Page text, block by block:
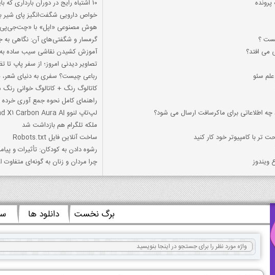
؟
می افتد؟
سئو
اطلاعاتی برای ماکرسافت ارسال می شود؟
تر با کامپیوتر خود کار کنید
10 اشتباه رایج در دوران بارداری که باید بدانی
خواص دارویی شگفت‌انگیز پای شیر
هوش مصنوعی «اپل» با
گرمسار و شگفتی‌های آن: نگاهی به
آموزش کشیدن نقاشی سیب ساده به
تصاویر دیدنی امروز؛ از سفر پاپ تا
رباعی چیست؟ سفری به دنیای شعر،
کاتالوگ رنگ + کاتالوگ خوانی رنگ
راهنمای کامل نحوه جمع آوری
لپ‌تاپ لنوو ThinkPad X1 Carbon Aura AI با حافظه PCIe 5.0 SSD معرفی شد
ملکه تلگرام هم بازداشت شد
ساخت آنلاین فایل Robots.txt
رشوه دادن به کودکان: تأثیرات و
چرا مردان و زنان به گونه‌ای متفاوت
برگ نخست دانلود ها